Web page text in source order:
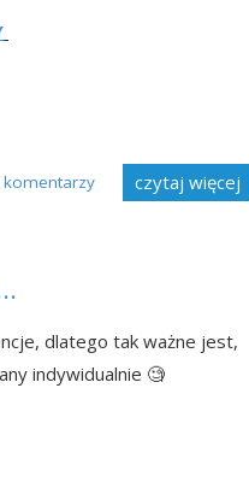
komentarzy czytaj więcej
dlatego tak ważne jest,
indywidualnie 🧐